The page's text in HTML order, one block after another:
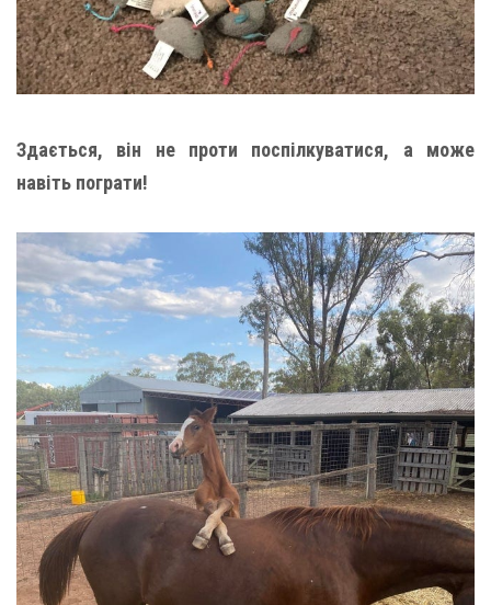
Здається, він не проти поспілкуватися, а може
навіть пограти!